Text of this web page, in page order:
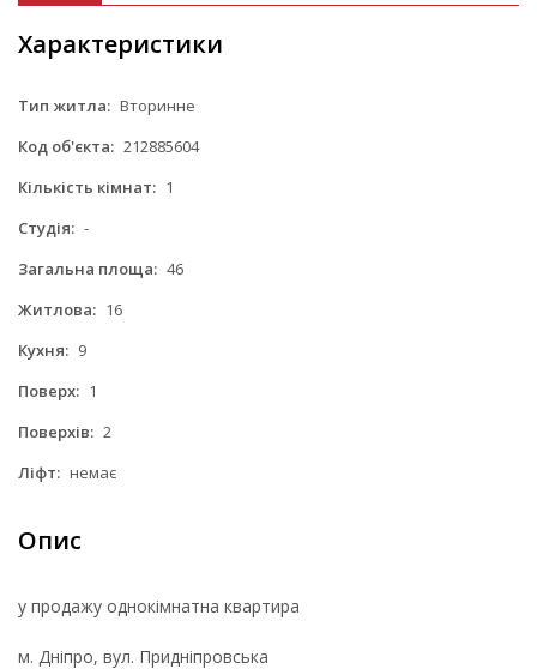
Характеристики
Тип житла: Вторинне
Код об'єкта: 212885604
Кількість кімнат: 1
Студія: -
Загальна площа: 46
Житлова: 16
Кухня: 9
Поверх: 1
Поверхів: 2
Ліфт: немає
Опис
у продажу однокімнатна квартира
м. Дніпро, вул. Придніпровська